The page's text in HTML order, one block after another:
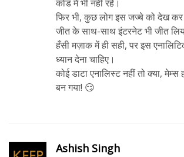
कोड में भी नहीं रहे।
फिर भी, कुछ लोग इस जज्बे को देख कर
जीत के साथ-साथ इंटरनेट भी जीत
हँसी मज़ाक में ही सही, पर इस
ध्यान देना चाहिए।
कोई डाटा एनालिस्ट नहीं तो क्या, मेम्स
बन गया! 😏
Ashish Singh